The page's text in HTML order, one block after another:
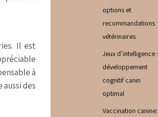
Il est
à
des
options et
recommandations
vétérinaires
Jeux d’intelligence :
développement
cognitif canin
optimal
Vaccination canine: